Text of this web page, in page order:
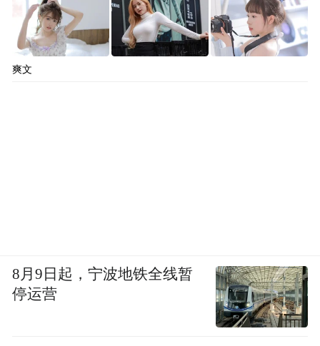
爽文
8月9日起，宁波地铁全线暂
停运营